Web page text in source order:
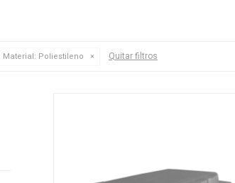
Material: Poliestileno Quitar filtros